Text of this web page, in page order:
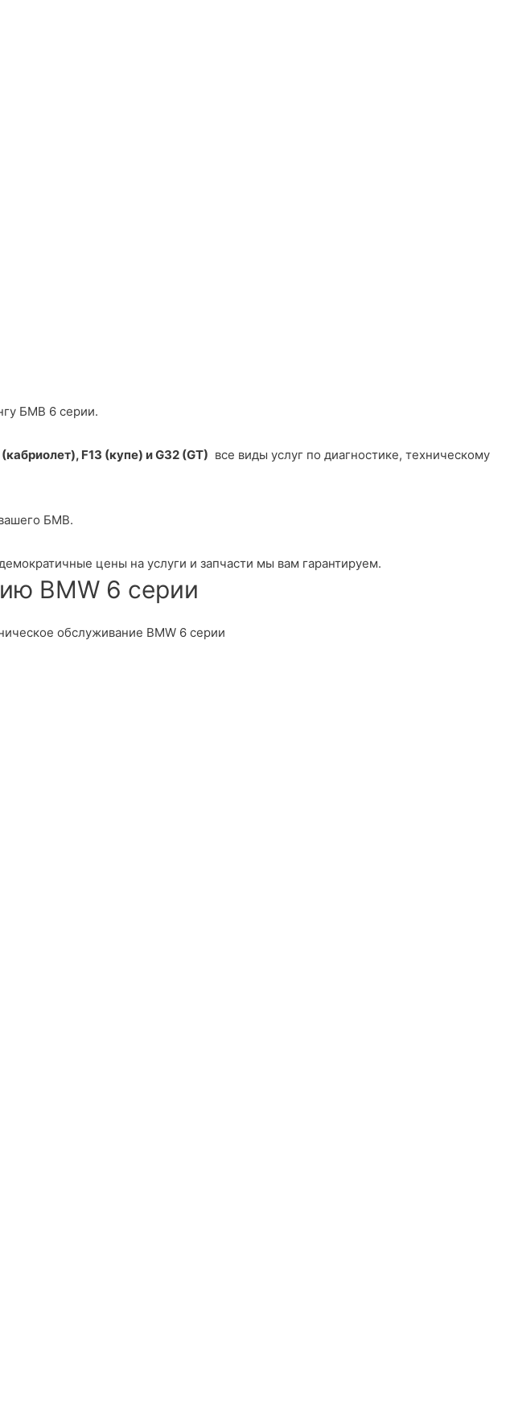
БМВ 6 серии.
F13 (купе) и G32 (GT) все виды услуг по диагностике, техническому
БМВ.
цены на услуги и запчасти мы вам гарантируем.
BMW 6 серии
обслуживание BMW 6 серии